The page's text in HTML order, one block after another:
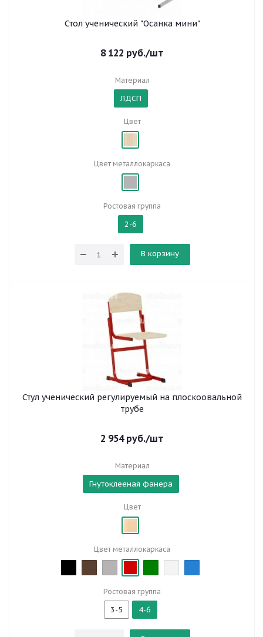
Стол ученический "Осанка мини"
8 122 руб./шт
Материал
ЛДСП
Цвет
Цвет металлокаркаса
Ростовая группа
2-6
В корзину
Стул ученический регулируемый на плоскоовальной
трубе
2 954руб./шт
Материал
Гнутоклееная фанера
Цвет
Цвет металлокаркаса
Ростовая группа
3-5 4-6